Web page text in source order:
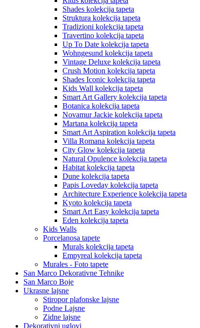
Shades kolekcija tapeta
Struktura kolekcija tapeta
Tradizioni kolekcija tapeta
Travertino kolekcija tapeta
Up To Date kolekcija tapeta
Wohngesund kolekcija tapeta
Vintage Deluxe kolekcija tapeta
Crush Motion kolekcija tapeta
Shades Iconic kolekcija tapeta
Kids Wall kolekcija tapeta
Smart Art Gallery kolekcija tapeta
Botanica kolekcija tapeta
Novamur Jackie kolekcija tapeta
Martana kolekcija tapeta
Smart Art Aspiration kolekcija tapeta
Villa Romana kolekcija tapeta
City Glow kolekcija tapeta
Natural Opulence kolekcija tapeta
Habitat kolekcija tapeta
Dune kolekcija tapeta
Papis Loveday kolekcija tapeta
Architecture Experience kolekcija tapeta
Kyoto kolekcija tapeta
Smart Art Easy kolekcija tapeta
Eden kolekcija tapeta
Kids Walls
Porcelanosa tapete
Murals kolekcija tapeta
Empyreal kolekcija tapeta
Murales - Foto tapete
San Marco Dekorativne Tehnike
San Marco Boje
Ukrasne lajsne
Stiropor plafonske lajsne
Podne Lajsne
Zidne lajsne
Dekorativni uglovi